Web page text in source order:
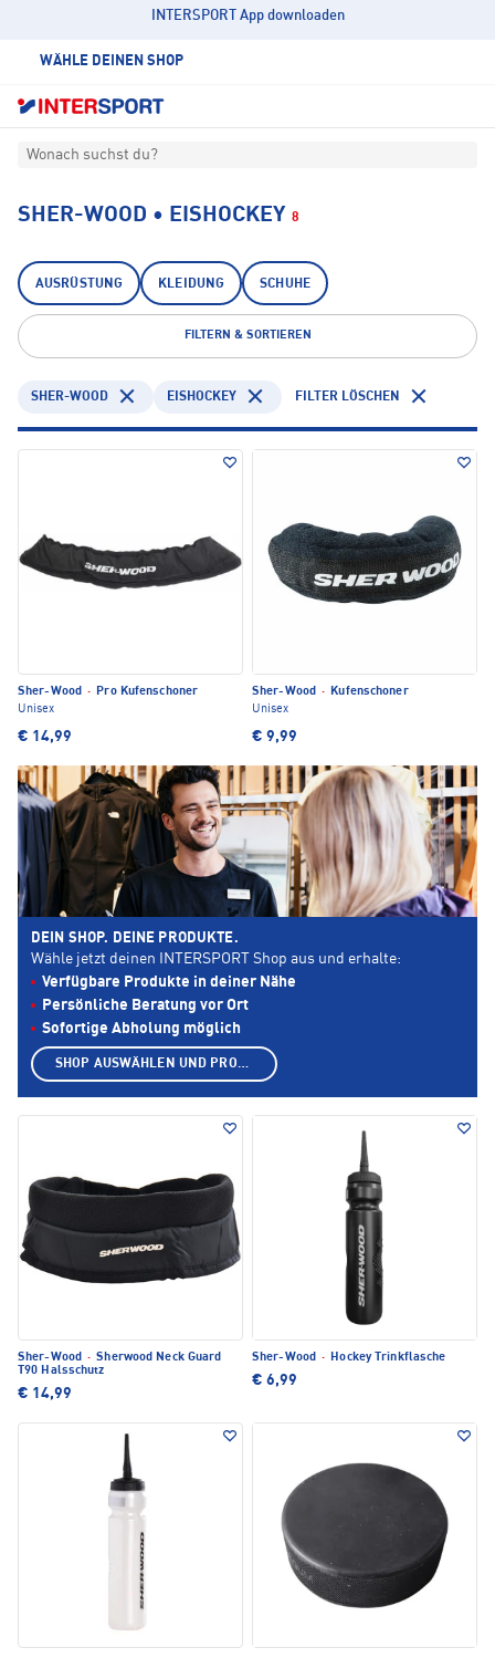
INTERSPORT App downloaden
WÄHLE DEINEN SHOP
Wonach suchst du?
SHER-WOOD • EISHOCKEY 8
AUSRÜSTUNG KLEIDUNG SCHUHE
FILTERN & SORTIEREN
SHER-WOOD EISHOCKEY FILTER LÖSCHEN
Sher-Wood ·
Pro Kufenschoner
Unisex
€ 14,99
Sher-Wood ·
Kufenschoner
Unisex
€ 9,99
Sher-Wood · Sherwood Neck Guard
T90 Halsschutz
€ 14,99
Sher-Wood · Hockey Trinkflasche
€ 6,99
DEIN SHOP. DEINE PRODUKTE.
Wähle jetzt deinen INTERSPORT Shop aus und erhalte:
Verfügbare Produkte in deiner Nähe
Persönliche Beratung vor Ort
Sofortige Abholung möglich
SHOP AUSWÄHLEN UND PRODUKTE ANZEIGEN